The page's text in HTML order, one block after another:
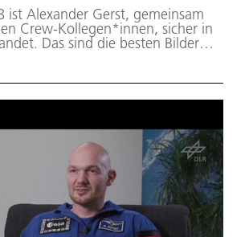
Alexander Gerst, gemeinsam
Crew-Kollegen*innen, sicher in
Das sind die besten Bilder